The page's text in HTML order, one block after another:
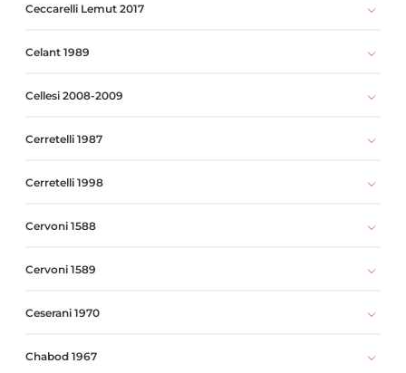
Ceccarelli Lemut 2017
Celant 1989
Cellesi 2008-2009
Cerretelli 1987
Cerretelli 1998
Cervoni 1588
Cervoni 1589
Ceserani 1970
Chabod 1967